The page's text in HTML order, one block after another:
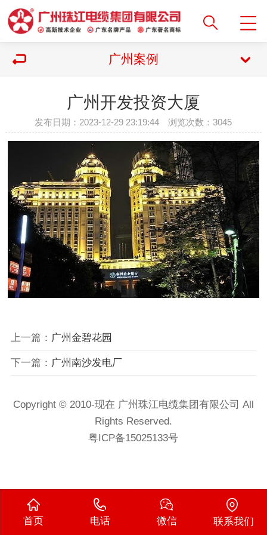
广州案例
广州开发投资大厦
发布日期：2023-12-29 23:19:44 浏览次数：3045
上一篇： 广州金碧花园
下一篇： 广州南沙发电厂
Copyright © 2010-现在 广州珠江电缆集团有限公司 All
Rights Reserved.
粤ICP备15025133号
首页 电话 微信 联系我们